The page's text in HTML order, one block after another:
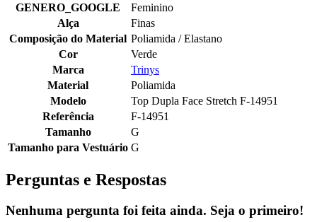
GENERO_GOOGLE
Feminino
Alça
Finas
Composição do Material Poliamida / Elastano
Cor
Verde
Marca
Trinys
Material
Poliamida
Modelo
Top Dupla Face Stretch F-14951
Referência
F-14951
Tamanho
G
Tamanho para Vestuário G
Perguntas e Respostas
Nenhuma pergunta foi feita ainda. Seja o primeiro!